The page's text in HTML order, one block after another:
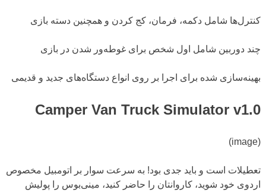
کنترل‌ها شامل دکمه، فرمان، کج کردن و همچنین دسته بازی
چند دوربین شامل اول شخص برای غوطه‌ور شدن در بازی
بهینه‌سازی شده برای اجرا بر روی انواع دستگاه‌های جدید و قدیمی
Camper Van Truck Simulator v1.0
(image)
تعطیلات است و باید جدی بود! به سرعت سوار بر اتومبیل مخصوص
اردوی خود شوید، کاروانتان را حاضر کنید، مینی‌بوس را پولیش